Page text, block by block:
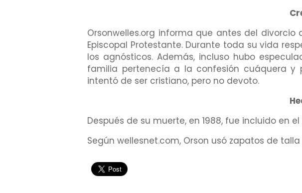
Orsonwelles.org informa que antes del
Episcopal Protestante. Durante toda su vida
los agnósticos. Además, incluso hubo
familia pertenecía a la confesión cuáquera y
intentó de ser cristiano, pero no devoto.
Después de su muerte, en 1988, fue incluido en
Según wellesnet.com, Orson usó zapatos de talla